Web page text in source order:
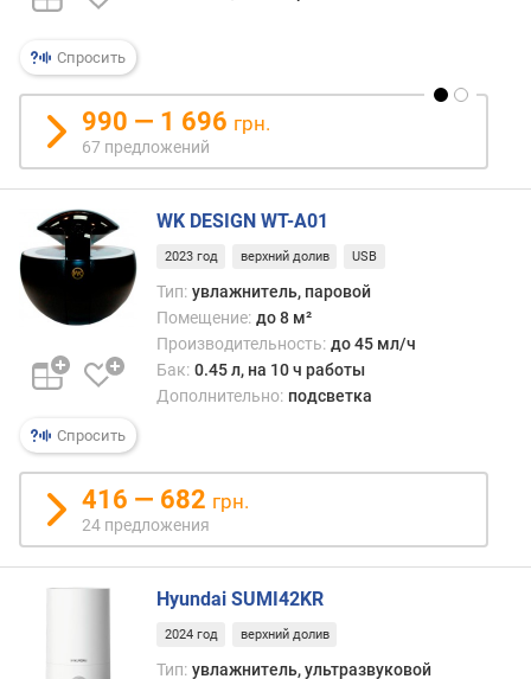
м
)
H
E
P
A
-
ф
и
ь
р
п
в
е
н
Спросить
990 — 1 696 грн.
67 предложений
Спросить
WK DESIGN WT-A01
2023 год верхний долив USB
Тип: увлажнитель, паровой
Помещение: до 8 м²
Производительность: до 45 мл/ч
Бак: 0.45 л, на 10 ч работы
Дополнительно: подсветка
416 — 682 грн.
24 предложения
Hyundai SUMI42KR
2024 год верхний долив
Тип: увлажнитель, ультразвуковой